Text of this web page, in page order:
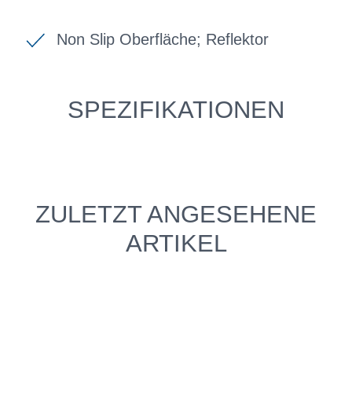
Non Slip Oberfläche; Reflektor
SPEZIFIKATIONEN
ZULETZT ANGESEHENE
ARTIKEL